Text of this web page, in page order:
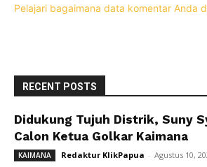
Pelajari bagaimana data komentar Anda
RECENT POSTS
Didukung Tujuh Distrik, Suny
Calon Ketua Golkar Kaimana
KAIMANA Redaktur KlikPapua - Agustus 10,